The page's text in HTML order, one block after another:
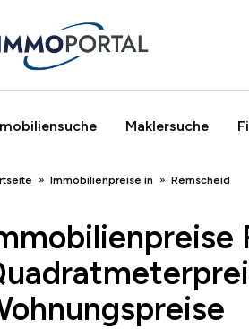
Maklersuche
Immobilienpreise in Remscheid